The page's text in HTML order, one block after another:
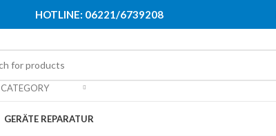
HOTLINE: 06221/6739208
GERÄTE REPARATUR